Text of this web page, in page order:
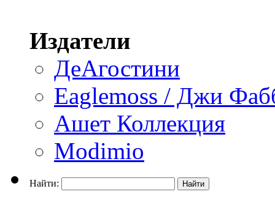
Издатели
ДеАгостини
Eaglemoss / Джи
Ашет Коллекция
Modimio
Найти: